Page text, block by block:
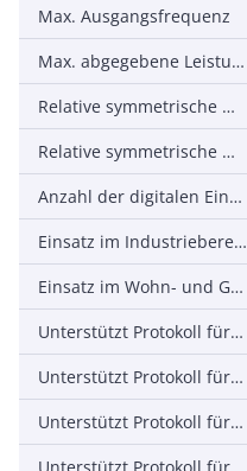
Max. Ausgangsfrequenz
Max. abgegebene Leistung bei linearer Belastung bei Bemessungsausgangsspannung
Relative symmetrische Netzfrequenztoleranz
Relative symmetrische Netzspannungstoleranz
Anzahl der digitalen Eingänge
Einsatz im Industriebereich zulässig
Einsatz im Wohn- und Gewerbebereich zulässig
Unterstützt Protokoll für TCP/IP
Unterstützt Protokoll für PROFIBUS
Unterstützt Protokoll für CAN